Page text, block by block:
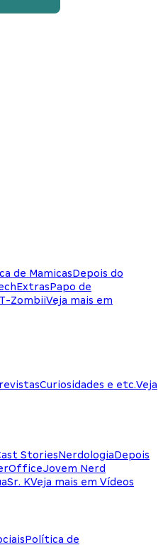
de MamicasDepois do
ExtrasPapo de
T-ZombiiVeja mais em
Curiosidades e etc.Veja
StoriesNerdologiaDepois
Jovem Nerd
Sr. KVeja mais em Vídeos
Política de